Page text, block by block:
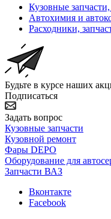
Кузовные
Автохимия и
Расходники,
Будьте в курсе наших
Подписаться
Задать вопрос
Кузовные запчасти
Кузовной ремонт
Фары DEPO
Оборудование для
Запчасти ВАЗ
Вконтакте
Facebook